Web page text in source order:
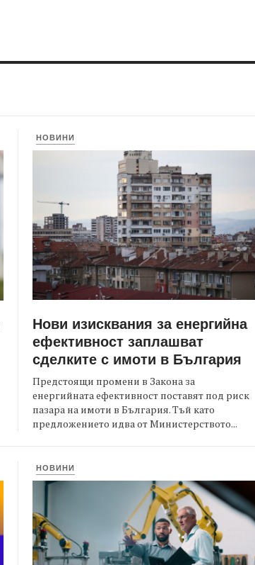
НОВИНИ
Нови изисквания за енергийна
ефективност заплашват
сделките с имоти в България
Предстоящи промени в Закона за
енергийната ефективност поставят под риск
пазара на имоти в България. Тъй като
предложението идва от Министерството...
НОВИНИ